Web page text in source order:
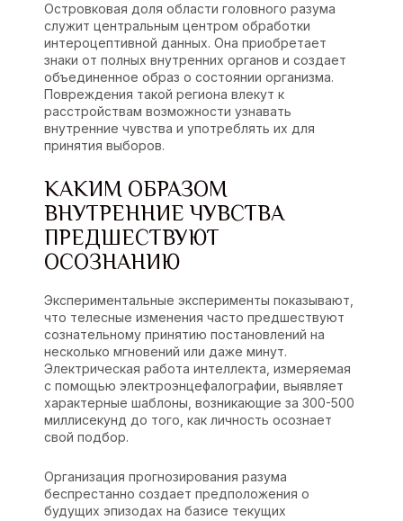
Островковая доля области головного разума
служит центральным центром обработки
интероцептивной данных. Она приобретает
знаки от полных внутренних органов и создает
объединенное образ о состоянии организма.
Повреждения такой региона влекут к
расстройствам возможности узнавать
внутренние чувства и употреблять их для
принятия выборов.
КАКИМ ОБРАЗОМ
ВНУТРЕННИЕ ЧУВСТВА
ПРЕДШЕСТВУЮТ
ОСОЗНАНИЮ
Экспериментальные эксперименты показывают,
что телесные изменения часто предшествуют
сознательному принятию постановлений на
несколько мгновений или даже минут.
Электрическая работа интеллекта, измеряемая
с помощью электроэнцефалографии, выявляет
характерные шаблоны, возникающие за 300-500
миллисекунд до того, как личность осознает
свой подбор.
Организация прогнозирования разума
беспрестанно создает предположения о
будущих эпизодах на базисе текущих